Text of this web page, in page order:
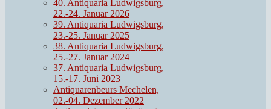
40. Antiquaria Ludwigsburg,
22.-24. Januar 2026
39. Antiquaria Ludwigsburg,
23.-25. Januar 2025
38. Antiquaria Ludwigsburg,
25.-27. Januar 2024
37. Antiquaria Ludwigsburg,
15.-17. Juni 2023
Antiquarenbeurs Mechelen,
02.-04. Dezember 2022